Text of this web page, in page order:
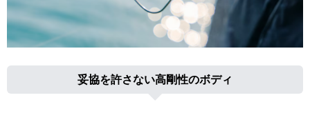
妥協を許さない高剛性のボディ